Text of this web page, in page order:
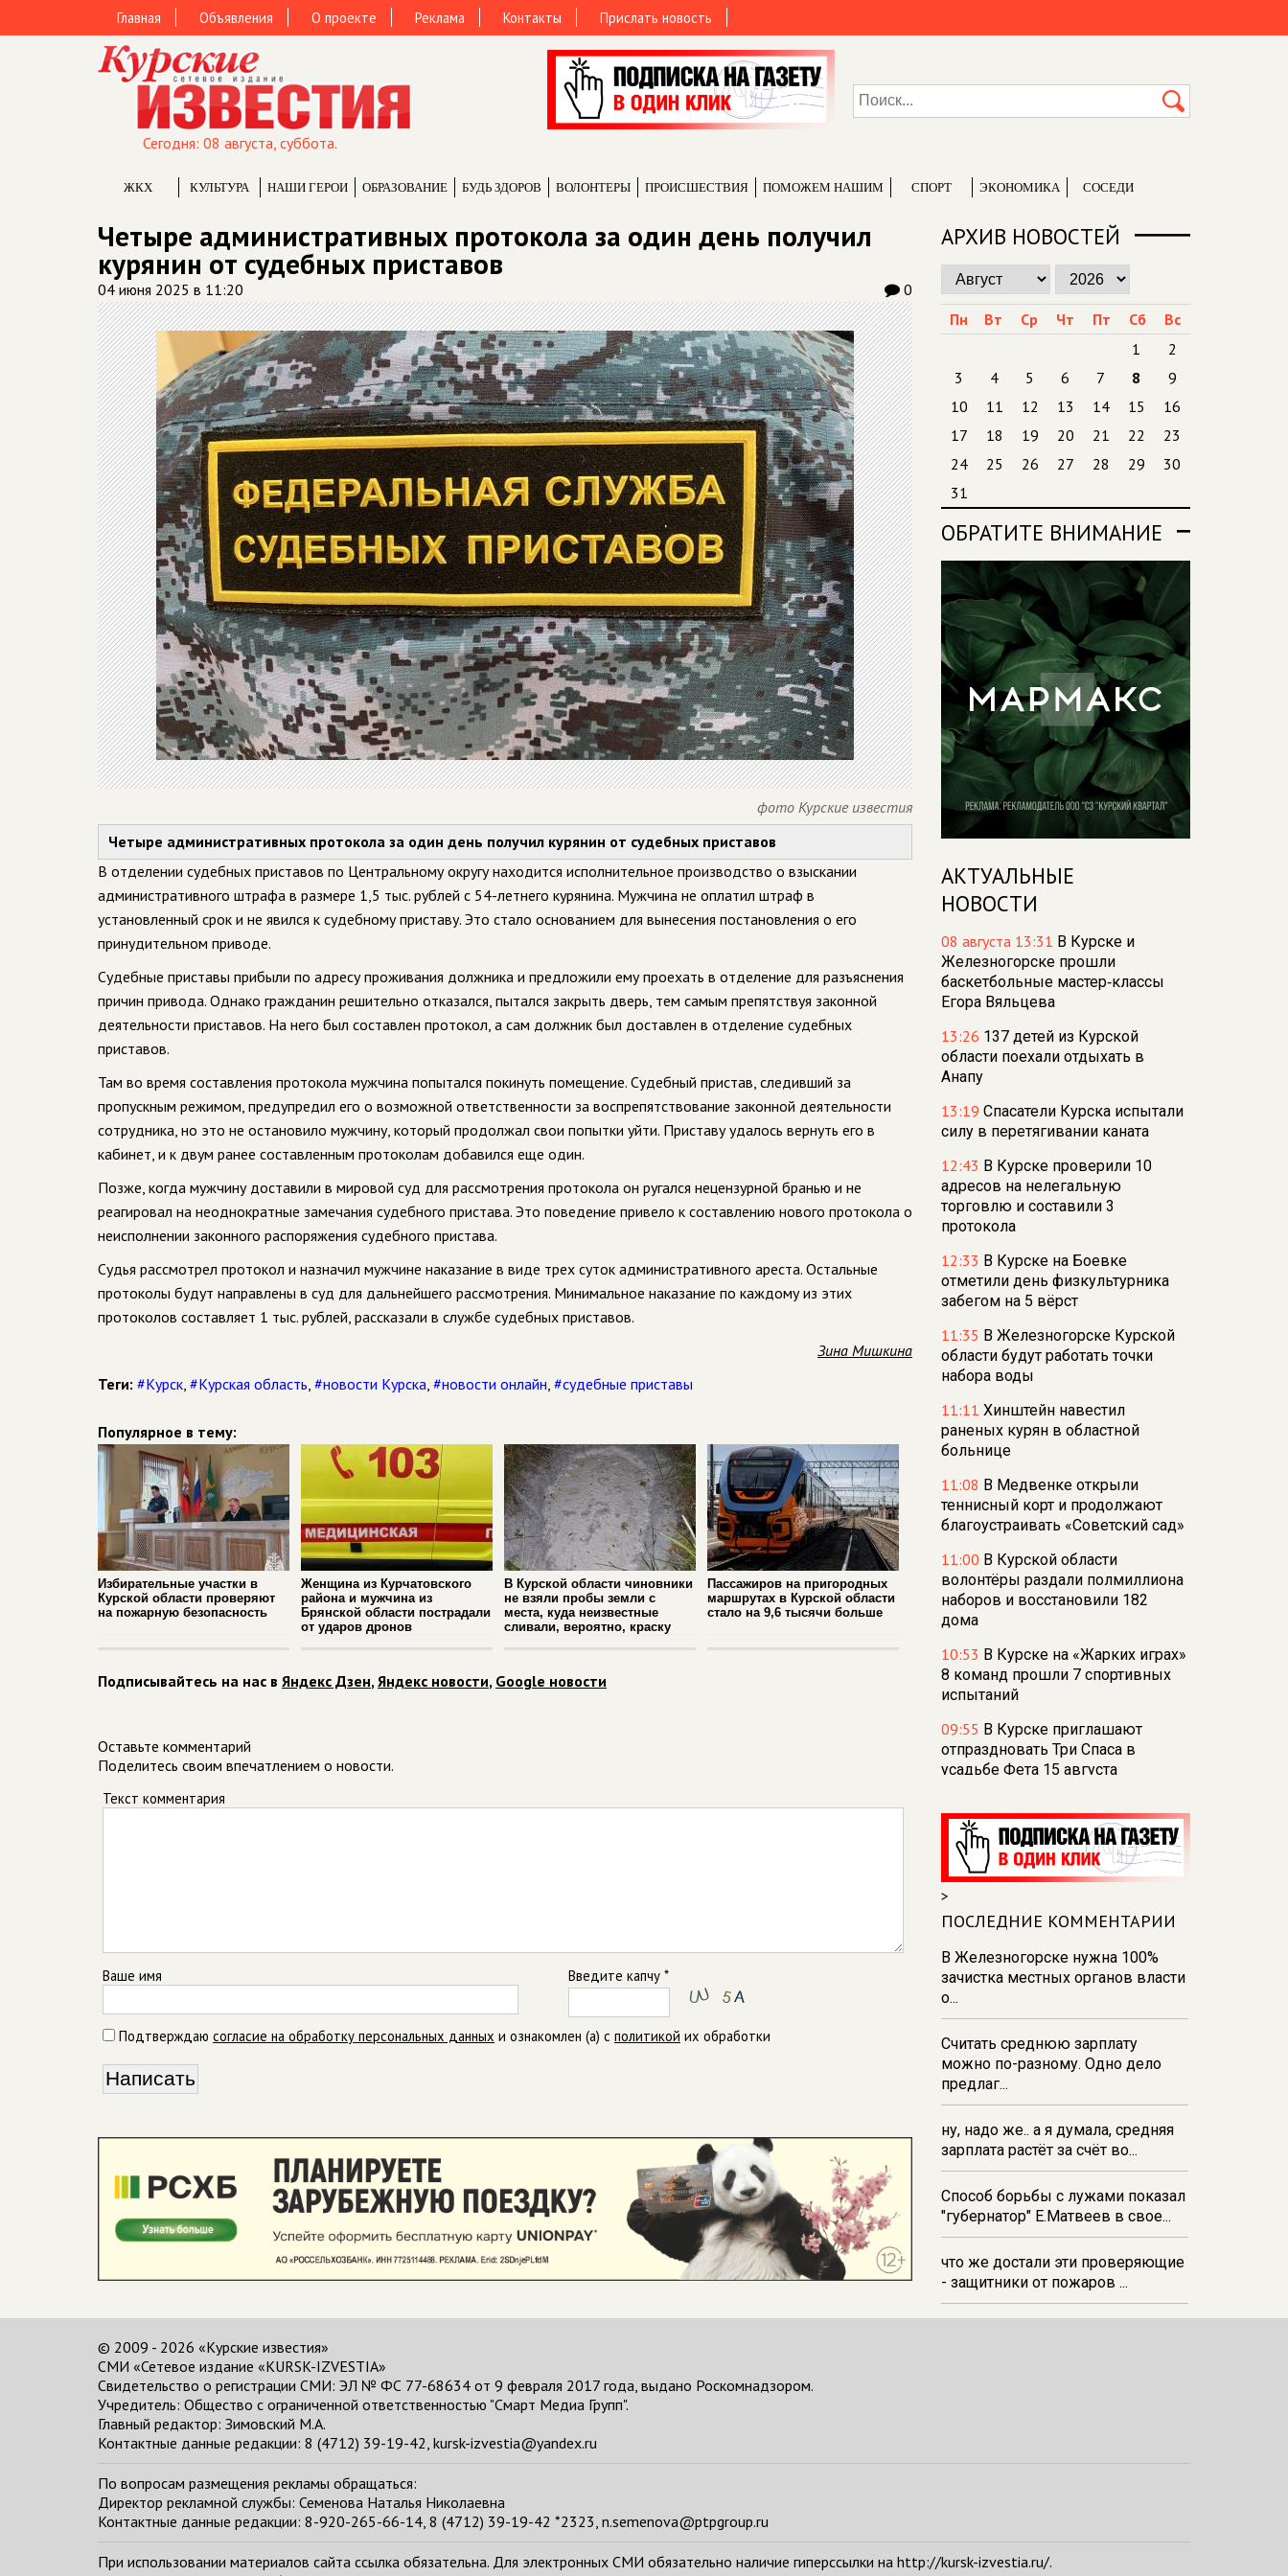
Главная Объявления О проекте Реклама Контакты Прислать новость
Сегодня: 08 августа, суббота.
ЖКХ КУЛЬТУРА НАШИ ГЕРОИ ОБРАЗОВАНИЕ БУДЬ ЗДОРОВ ВОЛОНТЕРЫ ПРОИCШЕСТВИЯ ПОМОЖЕМ НАШИМ СПОРТ ЭКОНОМИКА СОСЕДИ
Четыре административных протокола за один день получил
курянин от судебных приставов
04 июня 2025 в 11:20 0
фото Курские известия
Четыре административных протокола за один день получил курянин от судебных приставов
В отделении судебных приставов по Центральному округу находится исполнительное производство о взыскании
административного штрафа в размере 1,5 тыс. рублей с 54-летнего курянина. Мужчина не оплатил штраф в
установленный срок и не явился к судебному приставу. Это стало основанием для вынесения постановления о его
принудительном приводе.
Судебные приставы прибыли по адресу проживания должника и предложили ему проехать в отделение для разъяснения
причин привода. Однако гражданин решительно отказался, пытался закрыть дверь, тем самым препятствуя законной
деятельности приставов. На него был составлен протокол, а сам должник был доставлен в отделение судебных
приставов.
Там во время составления протокола мужчина попытался покинуть помещение. Судебный пристав, следивший за
пропускным режимом, предупредил его о возможной ответственности за воспрепятствование законной деятельности
сотрудника, но это не остановило мужчину, который продолжал свои попытки уйти. Приставу удалось вернуть его в
кабинет, и к двум ранее составленным протоколам добавился еще один.
Позже, когда мужчину доставили в мировой суд для рассмотрения протокола он ругался нецензурной бранью и не
реагировал на неоднократные замечания судебного пристава. Это поведение привело к составлению нового протокола о
неисполнении законного распоряжения судебного пристава.
Судья рассмотрел протокол и назначил мужчине наказание в виде трех суток административного ареста. Остальные
протоколы будут направлены в суд для дальнейшего рассмотрения. Минимальное наказание по каждому из этих
протоколов составляет 1 тыс. рублей, рассказали в службе судебных приставов.
Зина Мишкина
Теги: #Курск, #Курская область, #новости Курска, #новости онлайн, #судебные приставы
Популярное в тему:
Избирательные участки в
Курской области проверяют
на пожарную безопасность
Женщина из Курчатовского
района и мужчина из
Брянской области пострадали
от ударов дронов
В Курской области чиновники
не взяли пробы земли с
места, куда неизвестные
сливали, вероятно, краску
Пассажиров на пригородных
маршрутах в Курской области
стало на 9,6 тысячи больше
Подписывайтесь на нас в Яндекс Дзен,Яндекс новости, Google новости
Оставьте комментарий
Поделитесь своим впечатлением о новости.
Текст комментария
Ваше имя Введите капчу *
Подтверждаю согласие на обработку персональных данных и ознакомлен (а) с политикой их обработки
АРХИВ НОВОСТЕЙ
Пн Вт Ср Чт Пт Сб
Вс
1
2
3
4 5 6 7 8
9
10
11 12 13 14 15
16
17
18 19 20 21 22
23
24
25 26 27 28 29
30
31
ОБРАТИТЕ ВНИМАНИЕ
АКТУАЛЬНЫЕ
НОВОСТИ
08 августа 13:31 В Курске и
Железногорске прошли
баскетбольные мастер‑классы
Егора Вяльцева
13:26 137 детей из Курской
области поехали отдыхать в
Анапу
13:19 Спасатели Курска испытали
силу в перетягивании каната
12:43 В Курске проверили 10
адресов на нелегальную
торговлю и составили 3
протокола
12:33 В Курске на Боевке
отметили день физкультурника
забегом на 5 вёрст
11:35 В Железногорске Курской
области будут работать точки
набора воды
11:11 Хинштейн навестил
раненых курян в областной
больнице
11:08 В Медвенке открыли
теннисный корт и продолжают
благоустраивать «Советский сад»
11:00 В Курской области
волонтёры раздали полмиллиона
наборов и восстановили 182
дома
10:53 В Курске на «Жарких играх»
8 команд прошли 7 спортивных
испытаний
09:55 В Курске приглашают
отпраздновать Три Спаса в
усадьбе Фета 15 августа
награды на чемпионате России по
велоспорту среди глухих
09:27В Курске актриса и
журналист вместе с полицией
снимают ролики против
09:17Над Курской областью за
сутки перехватили
250 дронов — Хинштейн
07 августа 21:19В
железногорской горбольнице
решили проблему нехватки воды
>
ПОСЛЕДНИЕ КОММЕНТАРИИ
В Железногорске нужна 100%
зачистка местных органов власти
о...
Считать среднюю зарплату
можно по-разному. Одно дело
предлаг...
ну, надо же.. а я думала, средняя
зарплата растёт за счёт во...
Способ борьбы с лужами показал
"губернатор" Е.Матвеев в свое...
что же достали эти проверяющие
- защитники от пожаров ...
© 2009 - 2026 «Курские известия»
СМИ «Сетевое издание «KURSK-IZVESTIA»
Свидетельство о регистрации СМИ: ЭЛ № ФС 77-68634 от 9 февраля 2017 года, выдано Роскомнадзором.
Учредитель: Общество с ограниченной ответственностью "Смарт Медиа Групп".
Главный редактор: Зимовский М.А.
Контактные данные редакции: 8 (4712) 39-19-42, kursk-izvestia@yandex.ru
По вопросам размещения рекламы обращаться:
Директор рекламной службы: Семенова Наталья Николаевна
Контактные данные редакции: 8-920-265-66-14, 8 (4712) 39-19-42 *2323, n.semenova@ptpgroup.ru
При использовании материалов сайта ссылка обязательна. Для электронных СМИ обязательно наличие гиперссылки на http://kursk-izvestia.ru/.